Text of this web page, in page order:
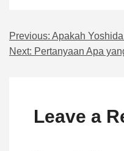
Navigasi
Previous: Apakah Yoshida
Next: Pertanyaan Apa yang
Leave a